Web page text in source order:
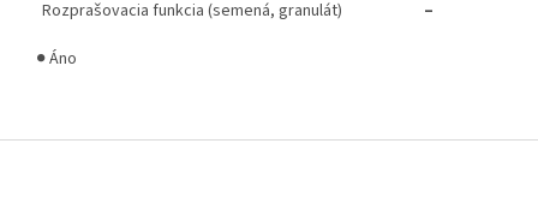
Rozprašovacia funkcia (semená, granulát)
–
● Áno